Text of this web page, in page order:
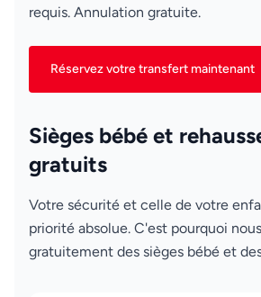
requis. Annulation gratuite.
Réservez votre transfert maintenant
Sièges bébé et
gratuits
Votre sécurité et celle de votre
priorité absolue. C'est pourquoi
gratuitement des sièges bébé et